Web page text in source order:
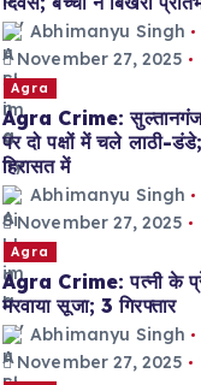
Abhimanyu Singh
November 27, 2025
Agra
Agra Crime: सुल्तानगंज
पर दो पक्षों में चले लाठी-
हिरासत में
Abhimanyu Singh
November 27, 2025
Agra
Agra Crime: पत्नी के
मरवाया सूजा; 3 गिरफ्तार
Abhimanyu Singh
November 27, 2025